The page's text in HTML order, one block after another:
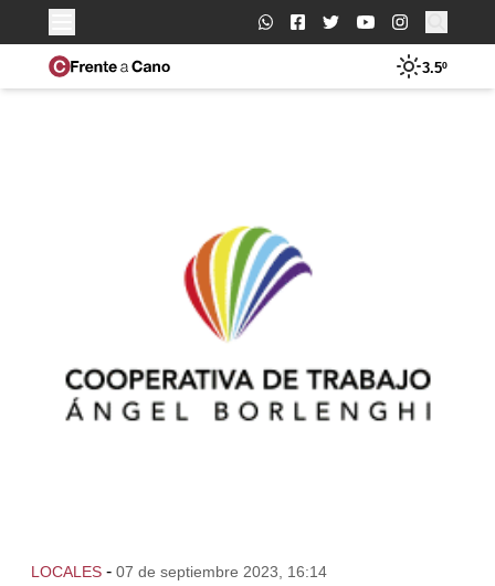
Buscar:
3.5º
LOCALES - 07 de septiembre 2023, 16:14